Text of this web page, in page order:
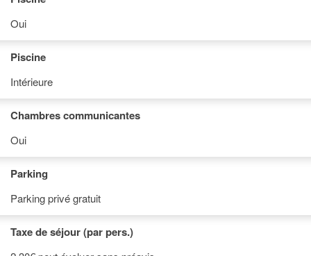
Oui
Piscine
Intérieure
Chambres communicantes
Oui
Parking
Parking privé gratuit
Taxe de séjour (par pers.)